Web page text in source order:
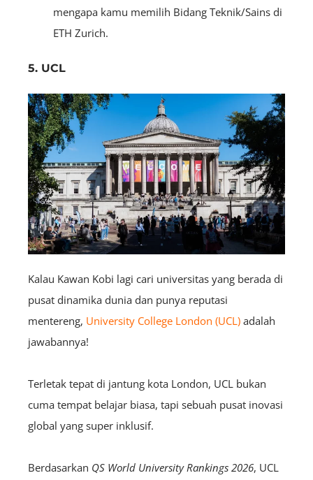
mengapa kamu memilih Bidang Teknik/Sains di
ETH Zurich.
5. UCL
Kalau Kawan Kobi lagi cari universitas yang berada di
pusat dinamika dunia dan punya reputasi
mentereng, University College London (UCL) adalah
jawabannya!
Terletak tepat di jantung kota London, UCL bukan
cuma tempat belajar biasa, tapi sebuah pusat inovasi
global yang super inklusif.
Berdasarkan QS World University Rankings 2026, UCL